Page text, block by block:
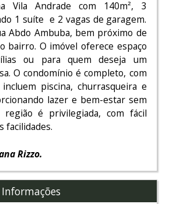
Vila Andrade com 140m², 3
1 suíte e 2 vagas de garagem.
Abdo Ambuba, bem próximo de
bairro. O imóvel oferece espaço
ou para quem deseja um
O condomínio é completo, com
piscina, churrasqueira e
lazer e bem-estar sem
é privilegiada, com fácil
facilidades.
Rizzo.